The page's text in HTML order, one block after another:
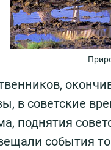
в советские
поднятия
события